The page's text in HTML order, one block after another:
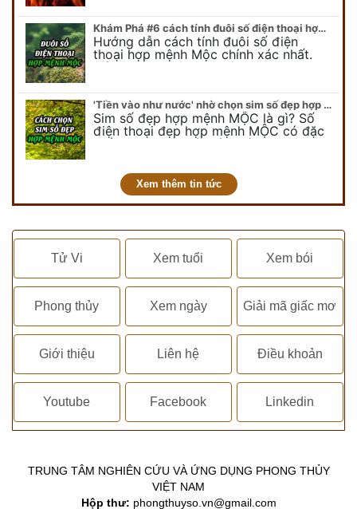
Khám Phá #6 cách tính đuôi số điện thoại hợp mệnh Mộc
Hướng dẫn cách tính đuôi số điện
thoại hợp mệnh Mộc chính xác nhất.
Cách chọn đuôi sim điện thoại hợp
chuyên…
'Tiền vào như nước' nhờ chọn sim số đẹp hợp mệnh MỘC
Sim số đẹp hợp mệnh MỘC là gì? Số
điện thoại đẹp hợp mệnh MỘC có đặc
điểm ra sao? Dưới góc nhìn chuyên gia
Xem thêm tin tức
Tử Vi Xem tuổi Xem bói
Phong thủy Xem ngày Giải mã giấc mơ
Giới thiệu Liên hệ Điều khoản
Youtube Facebook Linkedin
TRUNG TÂM NGHIÊN CỨU VÀ ỨNG DỤNG PHONG THỦY
VIỆT NAM
Hộp thư: phongthuyso.vn@gmail.com